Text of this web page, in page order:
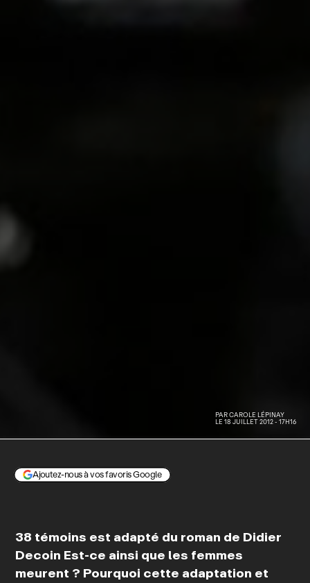
PARCAROLE LÉPINAY
LE 18 JUILLET 2012 - 17H16
Ajoutez-nous à vos favoris Google
38 témoins est adapté du roman de Didier
Decoin Est‑ce ainsi que les femmes
meurent ? Pourquoi cette adaptation et